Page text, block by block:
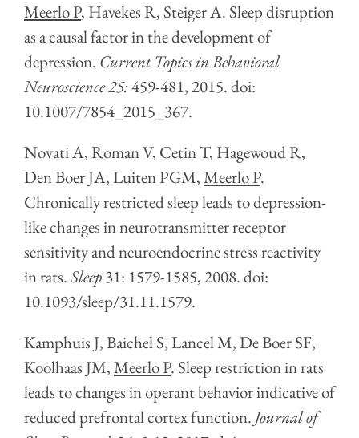
Meerlo P, Havekes R, Steiger A. Sleep disruption
as a causal factor in the development of
depression. Current Topics in Behavioral
Neuroscience 25:459-481, 2015. doi:
10.1007/7854_2015_367.
Novati A, Roman V, Cetin T, Hagewoud R,
Den Boer JA, Luiten PGM,Meerlo P.
Chronically restricted sleep leads to depression-
like changes in neurotransmitter receptor
sensitivity and neuroendocrine stress reactivity
in rats.Sleep31: 1579-1585, 2008. doi:
10.1093/sleep/31.11.1579.
Kamphuis J, Baichel S, Lancel M, De Boer SF,
Koolhaas JM,Meerlo P. Sleep restriction in rats
leads to changes in operant behavior indicative of
reduced prefrontal cortex function. Journal of